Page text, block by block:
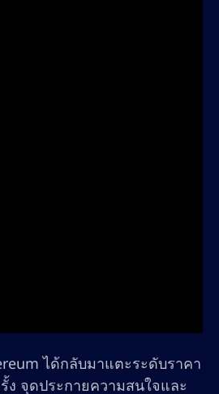
ได้กลับมาแตะระดับราคา
ง จุดประกายความสนใจและ